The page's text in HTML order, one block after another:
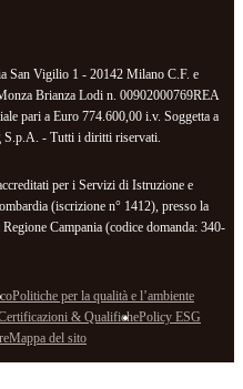
San Vigilio 1 - 20142 Milano C.F. e
Brianza Lodi n. 00902000769REA
pari a Euro 774.600,00 i.v. Soggetta a
S.p.A. - Tutti i diritti riservati.
per i Servizi di Istruzione e
(iscrizione n° 1412), presso la
Campania (codice domanda: 340-
Politiche per la qualità e l’ambiente
& QualifichePolicy ESG
Mappa del sito